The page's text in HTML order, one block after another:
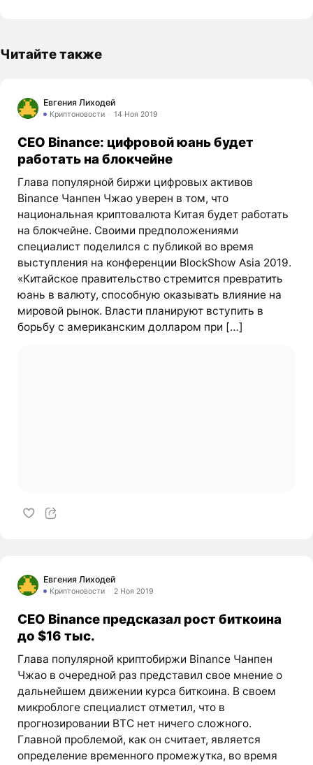
Читайте также
Евгения Лиходей
Криптоновости 14 Ноя 2019
CEO Binance: цифровой юань будет
работать на блокчейне
Глава популярной биржи цифровых активов
Binance Чанпен Чжао уверен в том, что
национальная криптовалюта Китая будет работать
на блокчейне. Своими предположениями
специалист поделился с публикой во время
выступления на конференции BlockShow Asia 2019.
«Китайское правительство стремится превратить
юань в валюту, способную оказывать влияние на
мировой рынок. Власти планируют вступить в
борьбу с американским долларом при […]
Евгения Лиходей
Криптоновости 2 Ноя 2019
CEO Binance предсказал рост биткоина
до $16 тыс.
Глава популярной криптобиржи Binance Чанпен
Чжао в очередной раз представил свое мнение о
дальнейшем движении курса биткоина. В своем
микроблоге специалист отметил, что в
прогнозировании BTC нет ничего сложного.
Главной проблемой, как он считает, является
определение временного промежутка, во время